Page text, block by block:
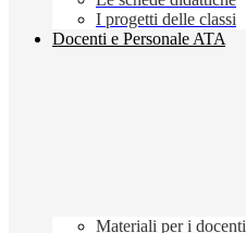
I progetti delle classi
Docenti e Personale ATA
Materiali per i docenti